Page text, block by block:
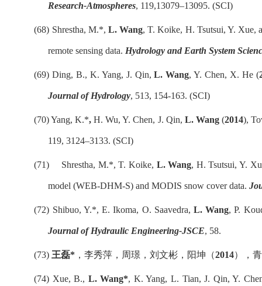
Research-Atmospheres, 119,13079–13095. (SCI)
(68) Shrestha, M.*, L. Wang, T. Koike, H. Tsutsui, Y. Xue,
remote sensing data. Hydrology and Earth System
(69) Ding, B., K. Yang, J. Qin,L. Wang, Y. Chen, X. He (
Journal of Hydrology, 513, 154-163. (SCI)
(70)Yang, K.*,H. Wu, Y. Chen, J. Qin, L. Wang(2014),
119, 3124–3133. (SCI)
(71) Shrestha, M.*, T. Koike, L. Wang, H. Tsutsui, Y.
model (WEB-DHM-S) and MODIS snow cover data.
(72) Shibuo, Y.*, E. Ikoma, O. Saavedra, L. Wang, P.
Journal of Hydraulic Engineering-JSCE, 58.
(73) 王磊* ，李秀萍，周璟 ，刘文彬，阳坤（2014），
(74) Xue, B., L. Wang*, K. Yang, L. Tian, J. Qin, Y.